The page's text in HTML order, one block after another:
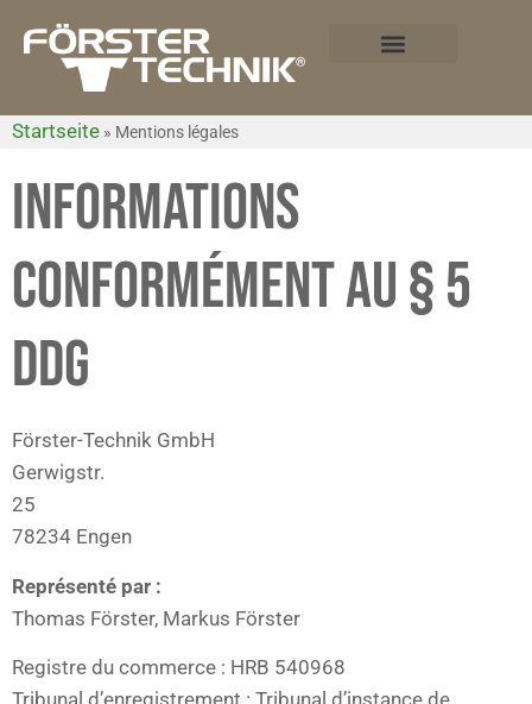
Startseite » Mentions légales
INFORMATIONS
CONFORMÉMENT AU § 5
DDG
Förster-Technik GmbH
Gerwigstr.
25
78234 Engen
Représenté par :
Thomas Förster, Markus Förster
Registre du commerce : HRB 540968